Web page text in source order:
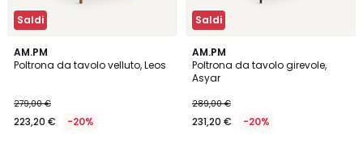
Saldi
AM.PM
Poltrona da tavolo velluto, Leos
279,00 €
223,20 € -20%
4,7
/ 5
2
Colori
Saldi
AM.PM
Poltrona da tavolo girevole,
Asyar
289,00 €
231,20 € -20%
4,1
/ 5
2
Colori